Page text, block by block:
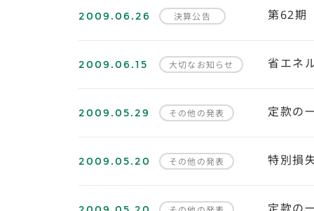
2009.06.26 決算公告 第62期
2009.06.15 大切なお知らせ 省エネ
2009.05.29 その他の発表 定款の
2009.05.20 その他の発表 特別損